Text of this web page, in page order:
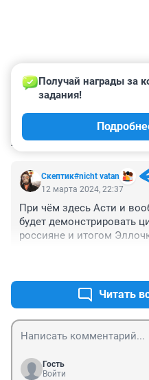
КОММЕНТАРИИ 1
Скептик#nicht vatan
Получай награды за
задания!
12 марта 2024, 22:37
При чём здесь Асти и
будет демонстрировать
россияне и итогом
Читать
Гость
Войти